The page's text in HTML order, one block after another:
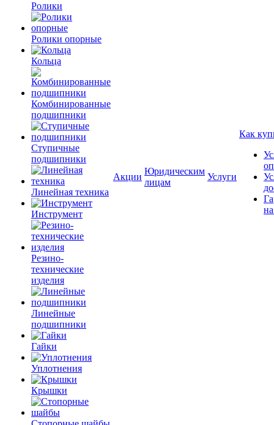
Ролики
Ролики опорные
Кольца
Комбинированные
подшипники
Ступичные
подшипники
Линейная техника
Инструмент
Резино-
технические
изделия
Линейные
подшипники
Гайки
Уплотнения
Крышки
Акции
Юридическим
лицам
Услуги
Как